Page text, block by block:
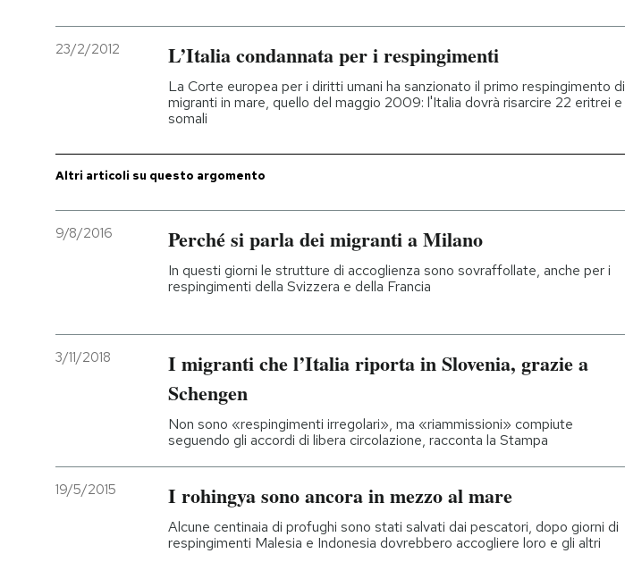
NEWSLETTER
I MIEI PREFERITI
SHOP
CALENDARIO
AREA PERSONALE
23/2/2012 L’Italia condannata per i respingimenti
La Corte europea per i diritti umani ha sanzionato il primo respingimento di
migranti in mare, quello del maggio 2009: l'Italia dovrà risarcire 22 eritrei e
somali
Altri articoli su questo argomento
9/8/2016 Perché si parla dei migranti a Milano
In questi giorni le strutture di accoglienza sono sovraffollate, anche per i
respingimenti della Svizzera e della Francia
3/11/2018
I migranti che l’Italia riporta in Slovenia, grazie a
Schengen
Non sono «respingimenti irregolari», ma «riammissioni» compiute
seguendo gli accordi di libera circolazione, racconta la Stampa
19/5/2015 I rohingya sono ancora in mezzo al mare
Alcune centinaia di profughi sono stati salvati dai pescatori, dopo giorni di
respingimenti Malesia e Indonesia dovrebbero accogliere loro e gli altri